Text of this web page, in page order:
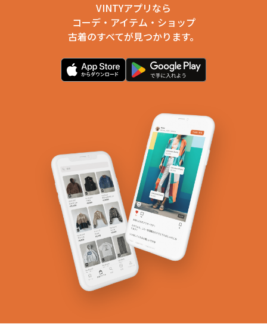
VINTYアプリなら
コーデ・アイテム・ショップ
古着のすべてが見つかります。